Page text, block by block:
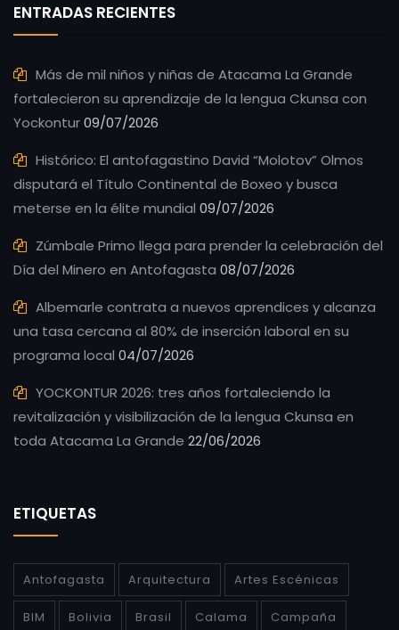
ENTRADAS RECIENTES
Más de mil niños y niñas de Atacama La Grande
fortalecieron su aprendizaje de la lengua Ckunsa con
Yockontur09/07/2026
Histórico: El antofagastino David “Molotov” Olmos
disputará el Título Continental de Boxeo y busca
meterse en la élite mundial 09/07/2026
Zúmbale Primo llega para prender la celebración del
Día del Minero en Antofagasta 08/07/2026
Albemarle contrata a nuevos aprendices y alcanza
una tasa cercana al 80% de inserción laboral en su
programa local 04/07/2026
YOCKONTUR 2026: tres años fortaleciendo la
revitalización y visibilización de la lengua Ckunsa en
toda Atacama La Grande 22/06/2026
ETIQUETAS
Antofagasta Arquitectura Artes Escénicas
BIM Bolivia Brasil Calama Campaña